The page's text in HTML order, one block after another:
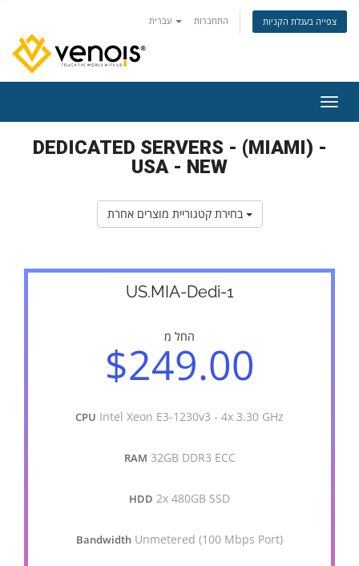
התחברות צפייה בעגלת הקניות
DEDICATED SERVERS - (MIAMI) -
USA - NEW
בחירת קטגוריית מוצרים אחרת
US.MIA-Dedi-1
החל מ
$249.00
CPU Intel Xeon E3-1230v3 - 4x 3.30 GHz
RAM 32GB DDR3 ECC
HDD 2x 480GB SSD
Bandwidth Unmetered (100 Mbps Port)